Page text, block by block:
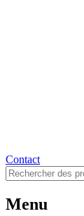
Contact
Menu